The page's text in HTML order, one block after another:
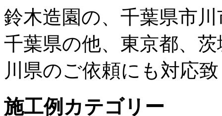
鈴木造園の、千葉県市
千葉県の他、東京都、
川県のご依頼にも対応
施工例カテゴリー